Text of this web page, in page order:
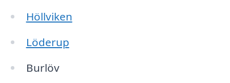
Höllviken
Löderup
Burlöv